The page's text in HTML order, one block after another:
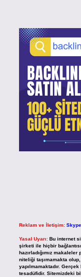
Reklam ve İletişim:
Yasal Uyarı: Bu internet
şirketi ile hiçbir
hazırladığımız
niteliği taşımamakta
yapılmamaktadır.
tesadüfidir. Sitemizdeki